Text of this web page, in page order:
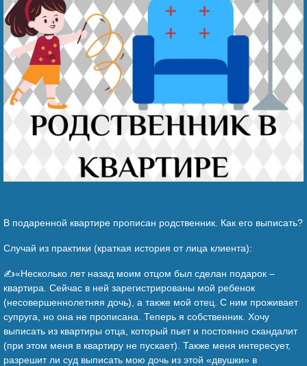
В подаренной квартире прописан родственник. Как его выписать?
Случай из практики (краткая история от лица клиента):
✍️«Несколько лет назад моим отцом был сделан подарок –
квартира. Сейчас в ней зарегистрированы мой ребенок
(несовершеннолетняя дочь), а также мой отец. С ним проживает
супруга, но она не прописана. Теперь я собственник. Хочу
выписать из квартиры отца, который пьет и постоянно скандалит
(при этом меня в квартиру не пускает). Также меня интересует,
разрешит ли суд выписать мою дочь из этой «двушки» в